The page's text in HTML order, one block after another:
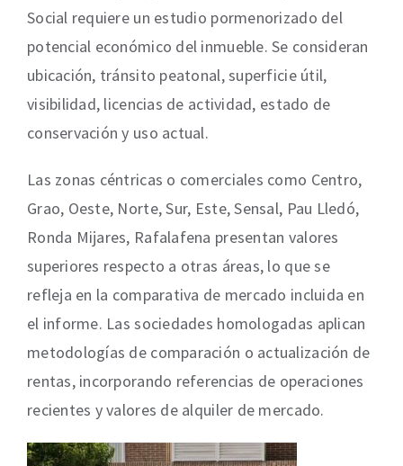
Social requiere un estudio pormenorizado del
potencial económico del inmueble. Se consideran
ubicación, tránsito peatonal, superficie útil,
visibilidad, licencias de actividad, estado de
conservación y uso actual.
Las zonas céntricas o comerciales como Centro,
Grao, Oeste, Norte, Sur, Este, Sensal, Pau Lledó,
Ronda Mijares, Rafalafena presentan valores
superiores respecto a otras áreas, lo que se
refleja en la comparativa de mercado incluida en
el informe. Las sociedades homologadas aplican
metodologías de comparación o actualización de
rentas, incorporando referencias de operaciones
recientes y valores de alquiler de mercado.